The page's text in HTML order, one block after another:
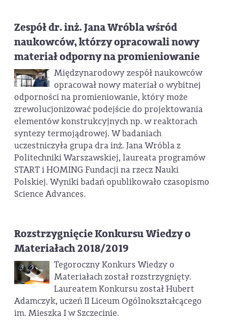
Zespół dr. inż. Jana Wróbla wśród
naukowców, którzy opracowali nowy
materiał odporny na promieniowanie
Międzynarodowy zespół naukowców
opracował nowy materiał o wybitnej
odporności na promieniowanie, który może
zrewolucjonizować podejście do projektowania
elementów konstrukcyjnych np. w reaktorach
syntezy termojądrowej. W badaniach
uczestniczyła grupa dra inż. Jana Wróbla z
Politechniki Warszawskiej, laureata programów
START i HOMING Fundacji na rzecz Nauki
Polskiej. Wyniki badań opublikowało czasopismo
Science Advances.
Rozstrzygnięcie Konkursu Wiedzy o
Materiałach 2018/2019
Tegoroczny Konkurs Wiedzy o
Materiałach został rozstrzygnięty.
Laureatem Konkursu został Hubert
Adamczyk, uczeń II Liceum Ogólnokształcącego
im. Mieszka I w Szczecinie.